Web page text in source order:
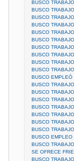
BUSCO
BUSCO
BUSCO
BUSCO
BUSCO
BUSCO
BUSCO
BUSCO
BUSCO
BUSCO
BUSCO EMPLEÓ
BUSCO
BUSCO
BUSCO
BUSCO
BUSCO
BUSCO
BUSCO
BUSCO EMPLEO
BUSCO
SE OFRECE
BUSCO